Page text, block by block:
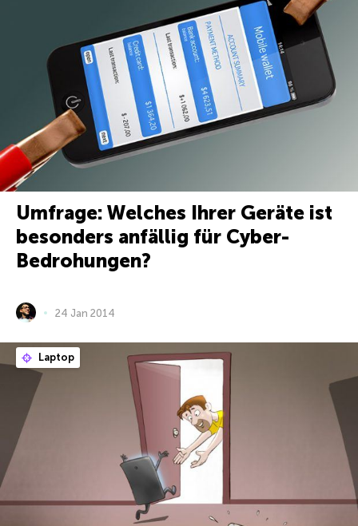
Umfrage: Welches Ihrer Geräte ist
besonders anfällig für Cyber-
Bedrohungen?
24 Jan 2014
Laptop